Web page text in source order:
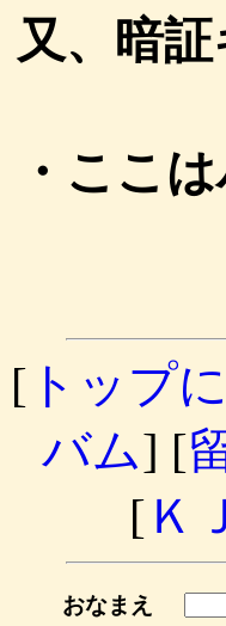
又、暗
・ここ
[ トップ
バム] [
[ Ｋ
おなまえ